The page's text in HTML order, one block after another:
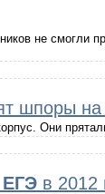
не смогли
шпоры на
Они
ЕГЭ в 2012